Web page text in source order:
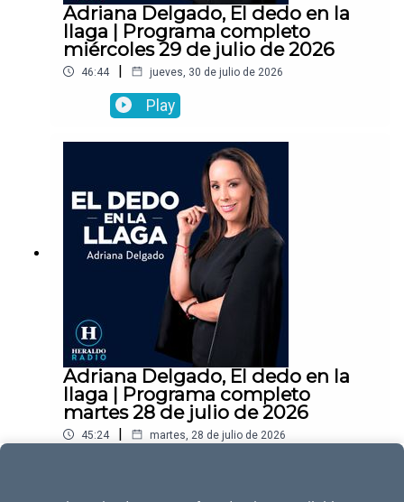
Adriana Delgado, El dedo en la
llaga | Programa completo
miércoles 29 de julio de 2026
46:44 | jueves, 30 de julio de 2026
Play
Adriana Delgado, El dedo en la
llaga | Programa completo
martes 28 de julio de 2026
45:24 | martes, 28 de julio de 2026